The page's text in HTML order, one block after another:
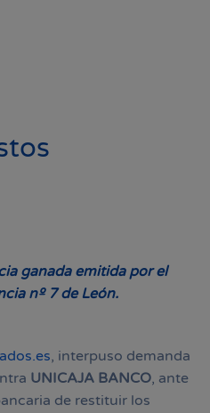
ganada emitida por el
nº 7 de León.
s, interpuso demanda
UNICAJA BANCO, ante
de restituir los